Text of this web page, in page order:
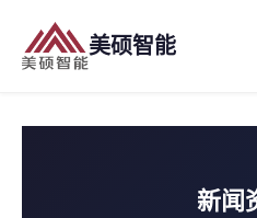
美硕智能
新闻